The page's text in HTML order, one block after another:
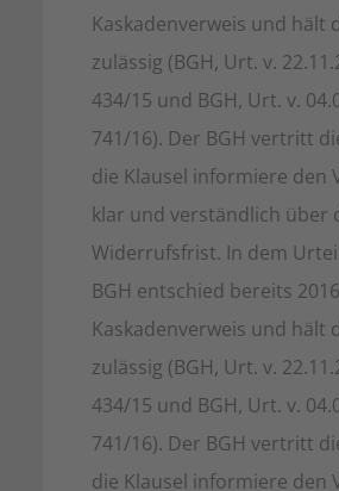
Kaskadenverweis und hält
zulässig (BGH, Urt. v.
434/15 und BGH, Urt. v.
741/16). Der BGH vertritt
die Klausel informiere den
klar und verständlich über
Widerrufsfrist. In dem
BGH entschied bereits
Kaskadenverweis und hält
zulässig (BGH, Urt. v.
434/15 und BGH, Urt. v.
741/16). Der BGH vertritt
die Klausel informiere den